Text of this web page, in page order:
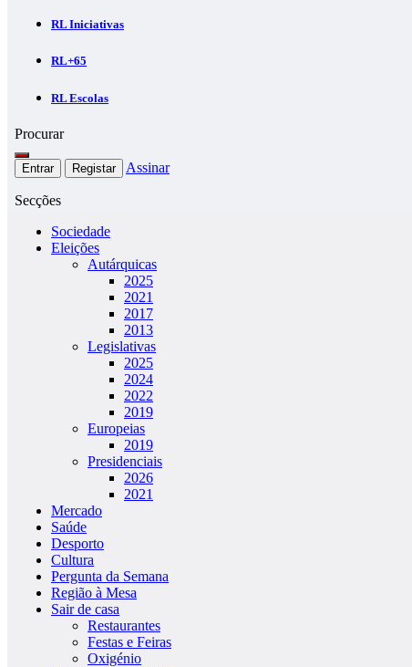
RL Iniciativas
RL+65
RL Escolas
Procurar
Entrar Registar Assinar
Secções
Sociedade
Eleições
Autárquicas
2025
2021
2017
2013
Legislativas
2025
2024
2022
2019
Europeias
2019
Presidenciais
2026
2021
Mercado
Saúde
Desporto
Cultura
Pergunta da Semana
Região à Mesa
Sair de casa
Restaurantes
Festas e Feiras
Oxigénio